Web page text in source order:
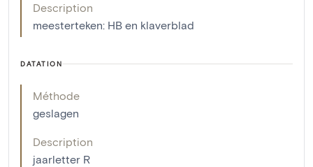
Description
meesterteken: HB en klaverblad
DATATION
Méthode
geslagen
Description
jaarletter R